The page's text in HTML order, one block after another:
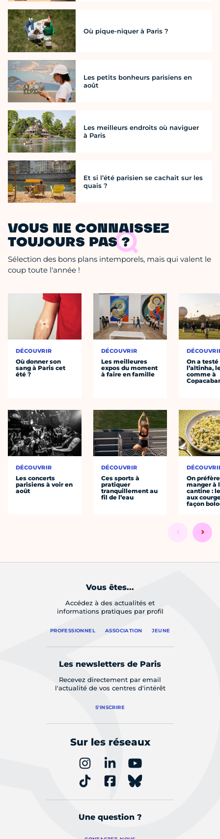
Où pique-niquer à Paris ?
Les petits bonheurs parisiens en
août
Les meilleurs endroits où naviguer
à Paris
Et si l’été parisien se cachait sur les
quais ?
VOUS NE CONNAISSEZ
TOUJOURS PAS ?
Sélection des bons plans intemporels, mais qui valent le
coup toute l'année !
DÉCOUVRIR
Où donner son
sang à Paris cet
été ?
DÉCOUVRIR
Les concerts
parisiens à voir en
août
DÉCOUVRIR
Les meilleures
expos du moment
à faire en famille
DÉCOUVRIR
Ces sports à
pratiquer
tranquillement au
fil de l’eau
On a testé
l’altinha,
comme à
On préfère
manger à
cantine :
aux
façon
Vous êtes...
Accédez à des actualités et
informations pratiques par profil
PROFESSIONNEL ASSOCIATION JEUNE
Les newsletters de Paris
Recevez directement par email
l'actualité de vos centres d'intérêt
S'INSCRIRE
Sur les réseaux
Une question ?